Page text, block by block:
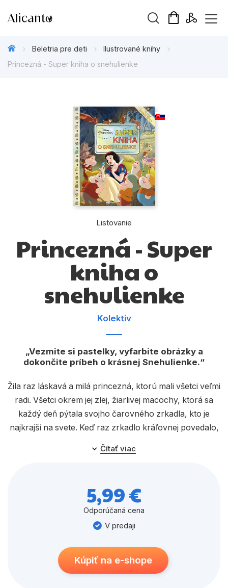
Beletria pre deti
Beletria pre dospelých
Darčekové publikácie
Doplnkový sortiment
Počítače
Populárno - náučné pre deti
Výchova a pedagogika
Young adult
Všetky kategórie
Beletria pre deti
Ilustrované knihy
Princezná - Super kniha o snehulienke
Listovanie
Princezná - Super
kniha o
snehulienke
Kolektiv
Vezmite si pastelky, vyfarbite obrázky a
dokončite príbeh o krásnej Snehulienke.
Žila raz láskavá a milá princezná, ktorú mali všetci veľmi
radi. Všetci okrem jej zlej, žiarlivej macochy, ktorá sa
každý deň pýtala svojho čarovného zrkadla, kto je
najkrajší na svete. Keď raz zrkadlo kráľovnej povedalo,
nevlastnej dcéry navždy zbaviť... Prečítajte si o
vyfarbite obrázky a dokončite príbeh.
Čítať viac
5,99 €
Odporúčaná cena
V predaji
Kúpiť na e-shope